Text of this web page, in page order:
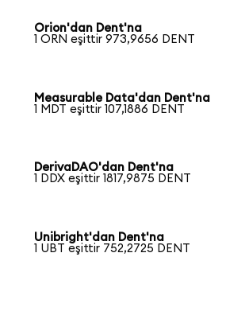
Orion'dan Dent'na
1 ORN eşittir 973,9656 DENT
Measurable Data'dan Dent'na
1 MDT eşittir 107,1886 DENT
DerivaDAO'dan Dent'na
1 DDX eşittir 1817,9875 DENT
Unibright'dan Dent'na
1 UBT eşittir 752,2725 DENT